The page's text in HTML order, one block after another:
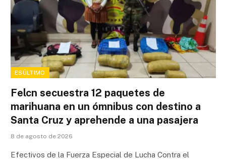
ESÚLTIMO
Felcn secuestra 12 paquetes de
marihuana en un ómnibus con destino a
Santa Cruz y aprehende a una pasajera
8 de agosto de 2026
Efectivos de la Fuerza Especial de Lucha Contra el